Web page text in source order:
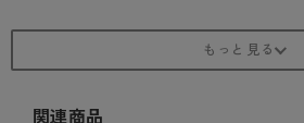
横シマが出にくくなめらかな肌触りが特徴の
関連商品